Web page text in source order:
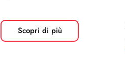
Scopri di più